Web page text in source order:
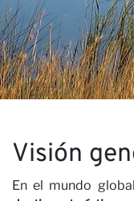
Visión
En el mundo
BOLETÍN